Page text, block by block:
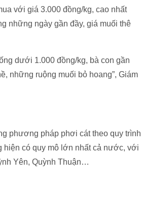
với giá 3.000 đồng/kg, cao nhất
những ngày gần đầy, giá muối thê
dưới 1.000 đồng/kg, bà con gần
những ruộng muối bỏ hoang”, Giám
phương pháp phơi cát theo quy trình
hiện có quy mô lớn nhất cả nước, với
Yên, Quỳnh Thuận…